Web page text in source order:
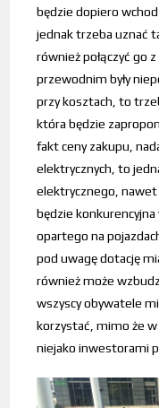
będzie dopiero
jednak trzeba uznać
również połączyć go
przewodnim były
przy kosztach, to
która będzie
fakt ceny zakupu,
elektrycznych, to
elektrycznego,
będzie
opartego na
pod uwagę dotację
również może
wszyscy obywatele
korzystać, mimo że
niejako inwestorami